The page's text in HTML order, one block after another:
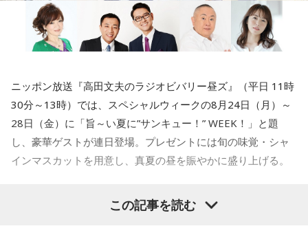
ニッポン放送『高田文夫のラジオビバリー昼ズ』（平日 11時
30分～13時）では、スペシャルウィークの8月24日（月）～
28日（金）に「旨～い夏に”サンキュー！” WEEK！」と題
し、豪華ゲストが連日登場。プレゼントには旬の味覚・シャ
インマスカットを用意し、真夏の昼を賑やかに盛り上げる。
8月24日（月）はTV番組でのウォーキングロケを観た高田文
この記事を読む